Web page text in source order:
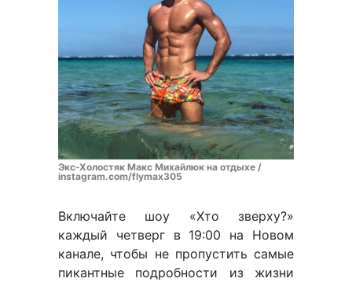
Экс-Холостяк Макс Михайлюк на отдыхе /
instagram.com/flymax305
Включайте шоу «Хто зверху?»
каждый четверг в 19:00 на Новом
канале, чтобы не пропустить самые
пикантные подробности из жизни